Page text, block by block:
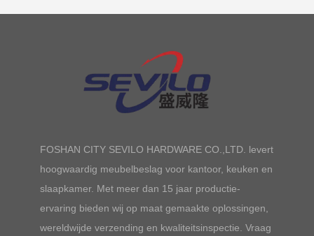
FOSHAN CITY SEVILO HARDWARE CO.,LTD. levert
hoogwaardig meubelbeslag voor kantoor, keuken en
slaapkamer. Met meer dan 15 jaar productie-
ervaring bieden wij op maat gemaakte oplossingen,
wereldwijde verzending en kwaliteitsinspectie. Vraag